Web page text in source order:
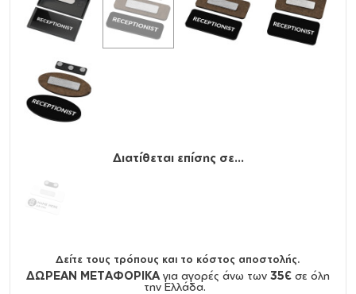
Διατίθεται επίσης σε...
Δείτε τους τρόπους και το κόστος αποστολής.
ΔΩΡΕΑΝ ΜΕΤΑΦΟΡΙΚΑ για αγορές άνω των 35€ σε όλη
την Ελλάδα.